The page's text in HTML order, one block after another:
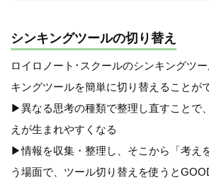
シンキングツールの切り替え
ロイロノート･スクールのシンキングツ
キングツールを簡単に切り替えることが
▶︎異なる思考の種類で整理し直すことで
えが生まれやすくなる
▶︎情報を収集・整理し、そこから「考え
う場面で、ツール切り替えを使うと